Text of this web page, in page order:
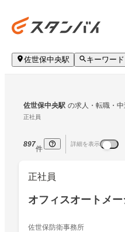
佐世保中央駅 キーワード
佐世保中央駅 の求人・転職・中
正社員
897
件
詳細を表示
正社員
オフィスオートメ
佐世保防衛事務所